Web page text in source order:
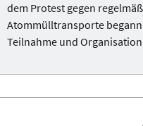
dem Protest gegen
Atommülltransporte begann
Teilnahme und